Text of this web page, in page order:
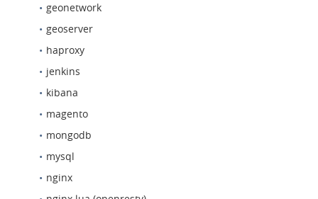
geonetwork
geoserver
haproxy
jenkins
kibana
magento
mongodb
mysql
nginx